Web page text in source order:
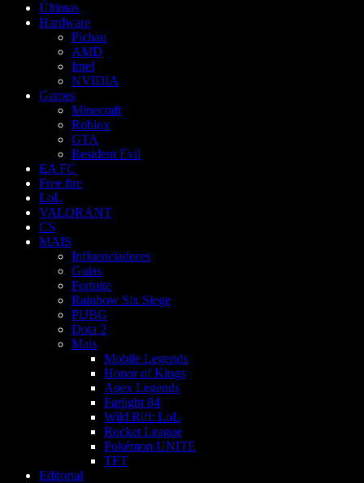
Últimas
Hardware
Pichau
AMD
Intel
NVIDIA
Games
Minecraft
Roblox
GTA
Resident Evil
EA FC
Free fire
LoL
VALORANT
CS
MAIS
Influenciadores
Guias
Fortnite
Rainbow Six Siege
PUBG
Dota 2
Mais
Mobile Legends
Honor of Kings
Apex Legends
Farlight 84
Wild Rift: LoL
Rocket League
Pokémon UNITE
TFT
Editorial